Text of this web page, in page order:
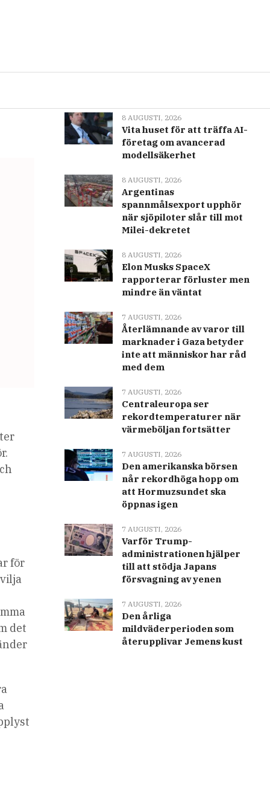
för
det
8 AUGUSTI, 2026
Vita huset för att träffa AI-
företag om avancerad
modellsäkerhet
8 AUGUSTI, 2026
Argentinas
spannmålsexport upphör
när sjöpiloter slår till mot
Milei-dekretet
8 AUGUSTI, 2026
Elon Musks SpaceX
rapporterar förluster men
mindre än väntat
7 AUGUSTI, 2026
Återlämnande av varor till
marknader i Gaza betyder
inte att människor har råd
med dem
7 AUGUSTI, 2026
Centraleuropa ser
rekordtemperaturer när
värmeböljan fortsätter
7 AUGUSTI, 2026
Den amerikanska börsen
når rekordhöga hopp om
att Hormuzsundet ska
öppnas igen
7 AUGUSTI, 2026
Varför Trump-
administrationen hjälper
till att stödja Japans
försvagning av yenen
7 AUGUSTI, 2026
Den årliga
mildväderperioden som
återupplivar Jemens kust